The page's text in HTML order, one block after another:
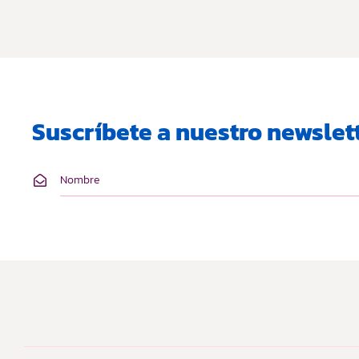
Suscríbete a nuestro